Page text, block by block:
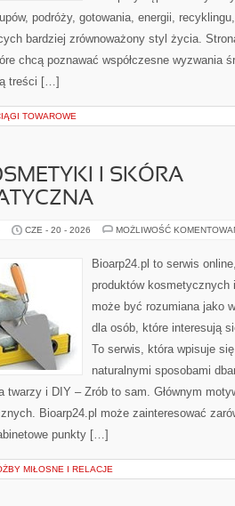
podróży, gotowania, energii,
bardziej zrównoważony styl życia.
chcą poznawać współczesne wyzwania
treści […]
TOWAROWE
I SKÓRA
CZE - 20 - 2026 MOŻLIWOŚĆ
Bioarp24.pl to serwis
produktów kosmetycznych
może być rozumiana jako
dla osób, które interesują
To serwis, która wpisuje
naturalnymi sposobami
twarzy i DIY – Zrób to sam. Głównym
Bioarp24.pl może zainteresować
punkty […]
MIŁOSNE I RELACJE